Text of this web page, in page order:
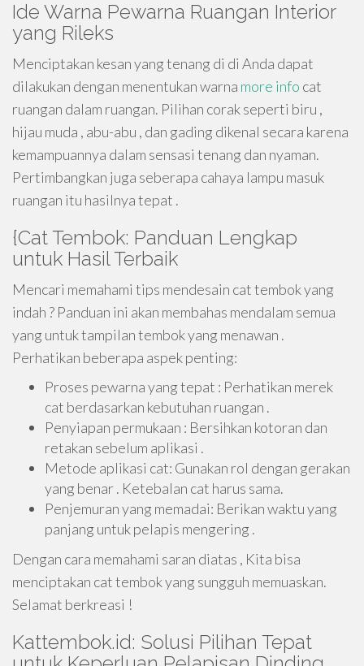
Ide Warna Pewarna Ruangan Interior
yang Rileks
Menciptakan kesan yang tenang di di Anda dapat
dilakukan dengan menentukan warna more info cat
ruangan dalam ruangan. Pilihan corak seperti biru ,
hijau muda , abu-abu , dan gading dikenal secara karena
kemampuannya dalam sensasi tenang dan nyaman.
Pertimbangkan juga seberapa cahaya lampu masuk
ruangan itu hasilnya tepat .
{Cat Tembok: Panduan Lengkap
untuk Hasil Terbaik
Mencari memahami tips mendesain cat tembok yang
indah ? Panduan ini akan membahas mendalam semua
yang untuk tampilan tembok yang menawan .
Perhatikan beberapa aspek penting:
Proses pewarna yang tepat : Perhatikan merek
cat berdasarkan kebutuhan ruangan .
Penyiapan permukaan : Bersihkan kotoran dan
retakan sebelum aplikasi .
Metode aplikasi cat: Gunakan rol dengan gerakan
yang benar . Ketebalan cat harus sama.
Penjemuran yang memadai: Berikan waktu yang
panjang untuk pelapis mengering .
Dengan cara memahami saran diatas , Kita bisa
menciptakan cat tembok yang sungguh memuaskan.
Selamat berkreasi !
Kattembok.id: Solusi Pilihan Tepat